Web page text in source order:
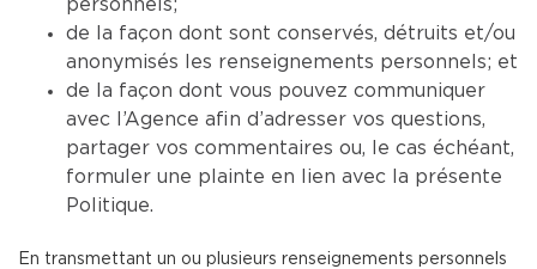
personnels;
de la façon dont sont conservés, détruits et/ou
anonymisés les renseignements personnels; et
de la façon dont vous pouvez communiquer
avec l’Agence afin d’adresser vos questions,
partager vos commentaires ou, le cas échéant,
formuler une plainte en lien avec la présente
Politique.
En transmettant un ou plusieurs renseignements personnels